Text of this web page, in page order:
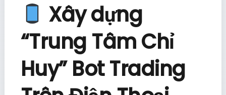
Xây dựng
“Trung Tâm Chỉ
Huy” Bot Trading